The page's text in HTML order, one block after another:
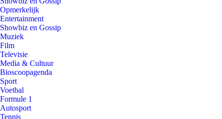
Opmerkelijk
Entertainment
Showbiz en Gossip
Muziek
Film
Televisie
Media & Cultuur
Bioscoopagenda
Sport
Voetbal
Formule 1
Autosport
Tennis